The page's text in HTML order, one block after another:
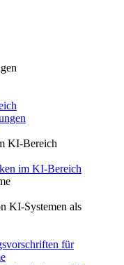
KI-Bereich
im KI-Bereich
KI-Systemen als
für